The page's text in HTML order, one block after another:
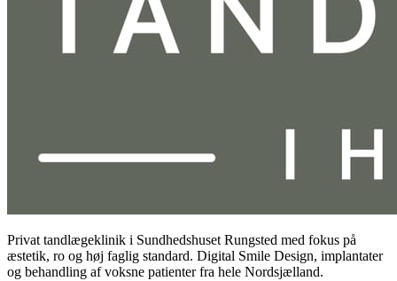
Privat tandlægeklinik i Sundhedshuset Rungsted med fokus på
æstetik, ro og høj faglig standard. Digital Smile Design, implantater
og behandling af voksne patienter fra hele Nordsjælland.